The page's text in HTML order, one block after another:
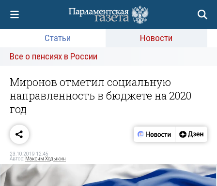
Статьи
Новости
Все о пенсиях в России
Миронов отметил социальную
направленность в бюджете на 2020
год
23.10.2019 12:45
Автор: Максим Ходыкин